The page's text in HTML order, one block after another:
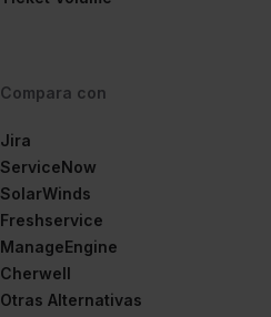
Compara con
Jira
ServiceNow
SolarWinds
Freshservice
ManageEngine
Cherwell
Otras Alternativas